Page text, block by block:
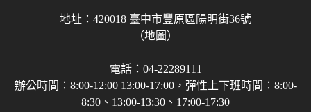
地址：420018 臺中市豐原區陽明街36號
（地圖）
電話：04-22289111
辦公時間：8:00-12:00 13:00-17:00，彈性上下班時間：8:00-
8:30、13:00-13:30、17:00-17:30